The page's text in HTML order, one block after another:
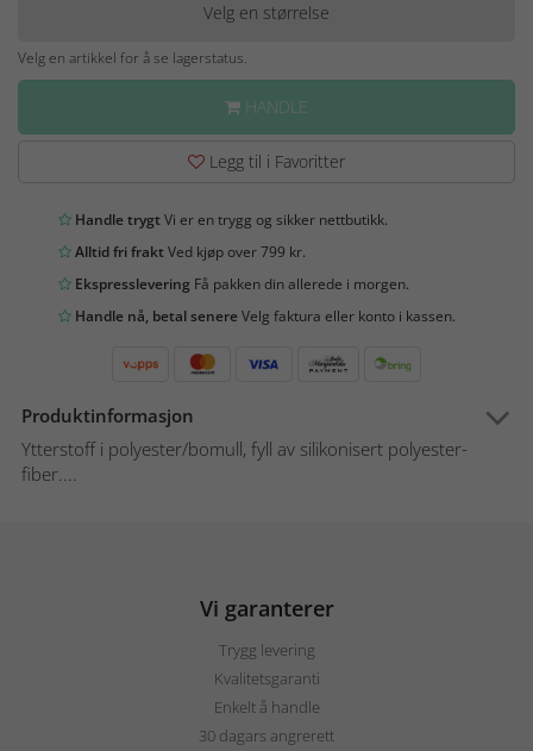
Velg en størrelse
Velg en artikkel for å se lagerstatus.
HANDLE
Legg til i Favoritter
Handle trygtVi er en trygg og sikker nettbutikk.
Alltid fri fraktVed kjøp over 799 kr.
Ekspresslevering Få pakken din allerede i morgen.
Handle nå, betal senereVelg faktura eller konto i kassen.
Produktinformasjon
Ytterstoff i polyester/bomull, fyll av silikonisert polyester-
fiber....
Vi garanterer
Trygg levering
Kvalitetsgaranti
Enkelt å handle
30 dagars angrerett